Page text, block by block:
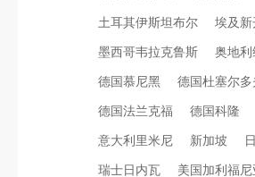
土耳其伊斯坦布尔 埃及新
墨西哥韦拉克鲁斯 奥地利
德国慕尼黑 德国杜塞尔多
德国法兰克福 德国科隆
意大利里米尼 新加坡
瑞士日内瓦 美国加利福尼